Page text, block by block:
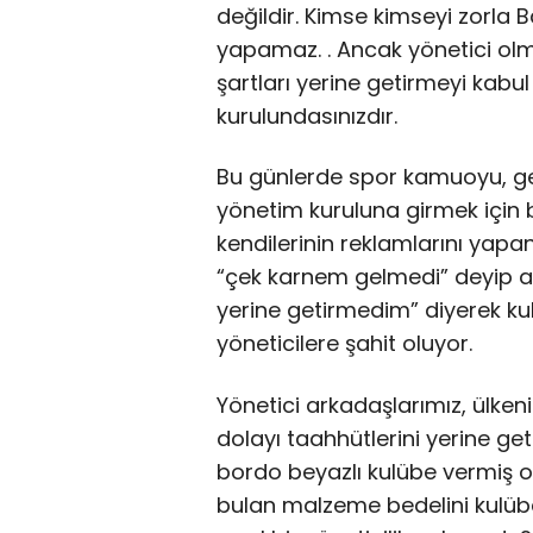
değildir. Kimse kimseyi zorla
yapamaz. . Ancak yönetici
şartları yerine getirmeyi
kurulundasınızdır.
Bu günlerde spor kamuoyu,
yönetim kuruluna girmek için
kendilerinin reklamlarını
“çek karnem gelmedi” deyip
yerine getirmedim” diyerek
yöneticilere şahit oluyor.
Yönetici arkadaşlarımız,
dolayı taahhütlerini yerine
bordo beyazlı kulübe vermiş
bulan malzeme bedelini